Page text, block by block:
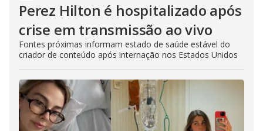
Perez Hilton é hospitalizado após
crise em transmissão ao vivo
Fontes próximas informam estado de saúde estável do
criador de conteúdo após internação nos Estados Unidos